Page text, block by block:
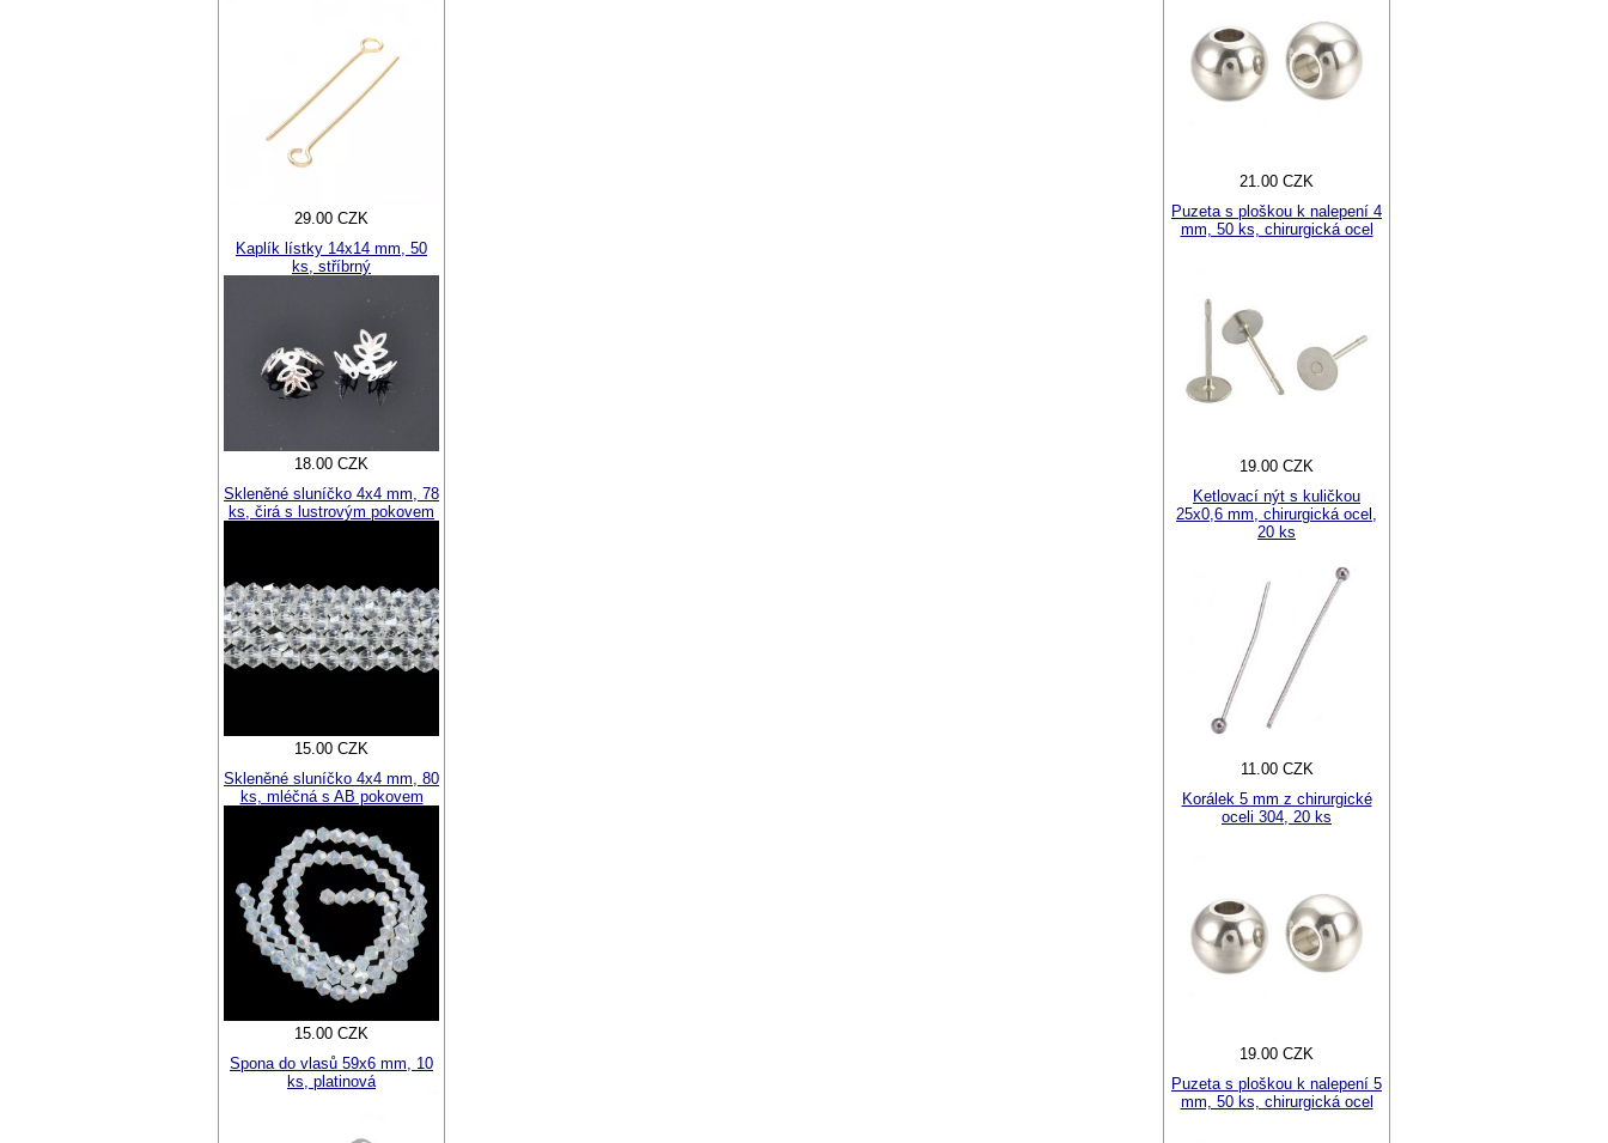
29.00 CZK
Kaplík lístky 14x14 mm, 50
ks, stříbrný
18.00 CZK
Skleněné sluníčko 4x4 mm, 78
ks, čirá s lustrovým pokovem
15.00 CZK
Skleněné sluníčko 4x4 mm, 80
ks, mléčná s AB pokovem
15.00 CZK
Spona do vlasů 59x6 mm, 10
ks, platinová
21.00 CZK
Puzeta s ploškou k nalepení 4
mm, 50 ks, chirurgická ocel
19.00 CZK
Ketlovací nýt s kuličkou
25x0,6 mm, chirurgická ocel,
20 ks
11.00 CZK
Korálek 5 mm z chirurgické
oceli 304, 20 ks
19.00 CZK
Puzeta s ploškou k nalepení 5
mm, 50 ks, chirurgická ocel